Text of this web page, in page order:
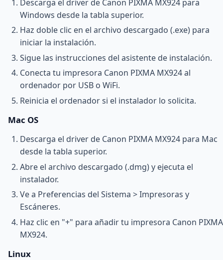
Descarga el driver de Canon PIXMA MX924 para
Windows desde la tabla superior.
Haz doble clic en el archivo descargado (.exe) para
iniciar la instalación.
Sigue las instrucciones del asistente de instalación.
Conecta tu impresora Canon PIXMA MX924 al
ordenador por USB o WiFi.
Reinicia el ordenador si el instalador lo solicita.
Mac OS
Descarga el driver de Canon PIXMA MX924 para Mac
desde la tabla superior.
Abre el archivo descargado (.dmg) y ejecuta el
instalador.
Ve a Preferencias del Sistema > Impresoras y
Escáneres.
Haz clic en "+" para añadir tu impresora Canon PIXMA
MX924.
Linux